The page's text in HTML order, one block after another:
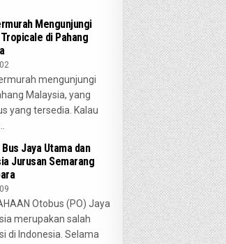
Mengunjungi
di Pahang
mengunjungi
Malaysia, yang
yang tersedia. Kalau
Jaya Utama dan
Jurusan Semarang
Otobus (PO) Jaya
merupakan salah
di Indonesia. Selama